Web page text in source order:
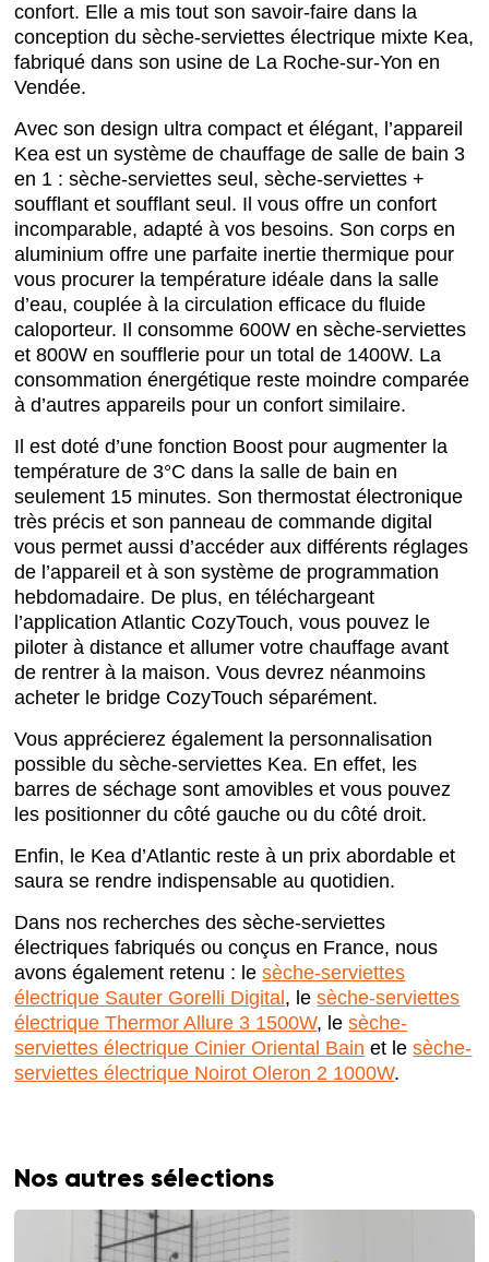
confort. Elle a mis tout son savoir-faire dans la
conception du sèche-serviettes électrique mixte Kea,
fabriqué dans son usine de La Roche-sur-Yon en
Vendée.
Avec son design ultra compact et élégant, l’appareil
Kea est un système de chauffage de salle de bain 3
en 1 : sèche-serviettes seul, sèche-serviettes +
soufflant et soufflant seul. Il vous offre un confort
incomparable, adapté à vos besoins. Son corps en
aluminium offre une parfaite inertie thermique pour
vous procurer la température idéale dans la salle
d’eau, couplée à la circulation efficace du fluide
caloporteur. Il consomme 600W en sèche-serviettes
et 800W en soufflerie pour un total de 1400W. La
consommation énergétique reste moindre comparée
à d’autres appareils pour un confort similaire.
Il est doté d’une fonction Boost pour augmenter la
température de 3°C dans la salle de bain en
seulement 15 minutes. Son thermostat électronique
très précis et son panneau de commande digital
vous permet aussi d’accéder aux différents réglages
de l’appareil et à son système de programmation
hebdomadaire. De plus, en téléchargeant
l’application Atlantic CozyTouch, vous pouvez le
piloter à distance et allumer votre chauffage avant
de rentrer à la maison. Vous devrez néanmoins
acheter le bridge CozyTouch séparément.
Vous apprécierez également la personnalisation
possible du sèche-serviettes Kea. En effet, les
barres de séchage sont amovibles et vous pouvez
les positionner du côté gauche ou du côté droit.
Enfin, le Kea d’Atlantic reste à un prix abordable et
saura se rendre indispensable au quotidien.
Dans nos recherches des sèche-serviettes
électriques fabriqués ou conçus en France, nous
avons également retenu : lesèche-serviettes
électrique Sauter Gorelli Digital , lesèche-serviettes
électrique Thermor Allure 3 1500W, lesèche-
serviettes électrique Cinier Oriental Bain et lesèche-
serviettes électrique Noirot Oleron 2 1000W.
Nos autres sélections